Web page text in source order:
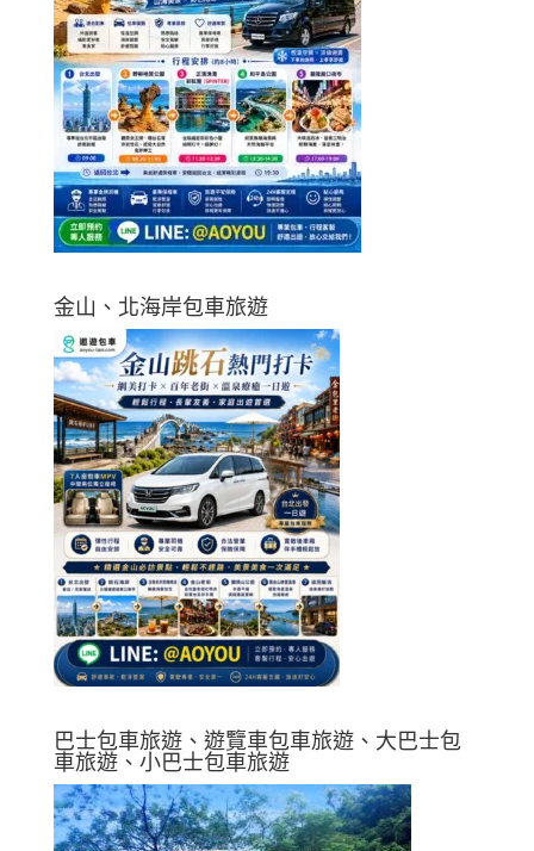
金山、北海岸包車旅遊
巴士包車旅遊、遊覽車包車旅遊、大巴士包
車旅遊、小巴士包車旅遊